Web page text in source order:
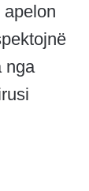
nga